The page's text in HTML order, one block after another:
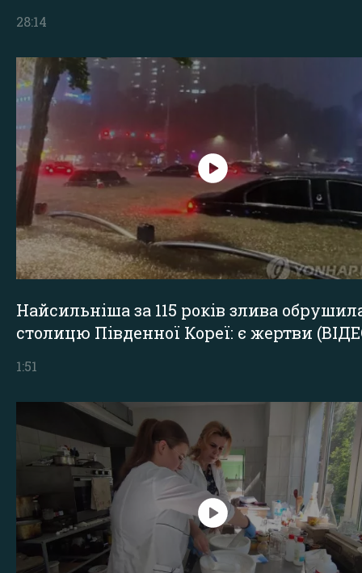
28:14
Найсильніша за 115 років злива
столицю Південної Кореї: є жертви
1:51